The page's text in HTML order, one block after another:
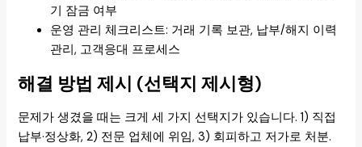
기 잠금 여부
운영 관리 체크리스트: 거래 기록 보관, 납부/해지 이력
관리, 고객응대 프로세스
해결 방법 제시 (선택지 제시형)
문제가 생겼을 때는 크게 세 가지 선택지가 있습니다. 1) 직접
납부·정상화, 2) 전문 업체에 위임, 3) 회피하고 저가로 처분.